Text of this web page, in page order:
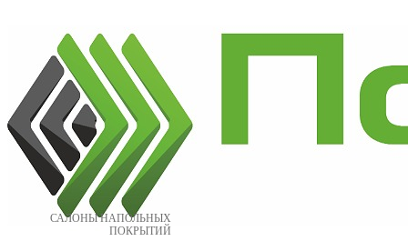
САЛОНЫ НАПОЛЬНЫХ
ПОКРЫТИЙ